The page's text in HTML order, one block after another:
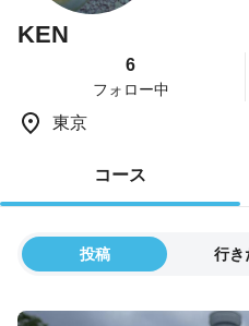
KEN
6
フォロー中
東京
コース
投稿 行き